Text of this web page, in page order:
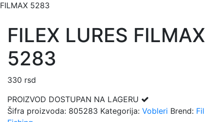
FILMAX 5283
FILEX LURES FILMAX
5283
330 rsd
PROIZVOD DOSTUPAN NA LAGERU
Šifra proizvoda: 805283 Kategorija: Vobleri Brend: Fil